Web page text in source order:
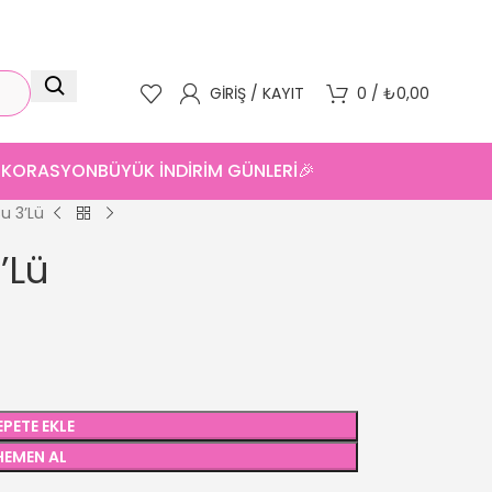
GIRIŞ / KAYIT 0 / ₺0,00
BÜYÜK İNDİRİM GÜNLERİ🎉
3’Lü
EKLE
AL